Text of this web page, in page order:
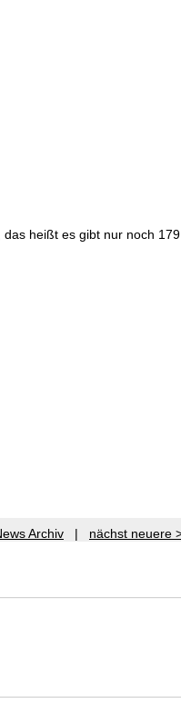
heißt es gibt nur noch
Archiv | nächst neuere